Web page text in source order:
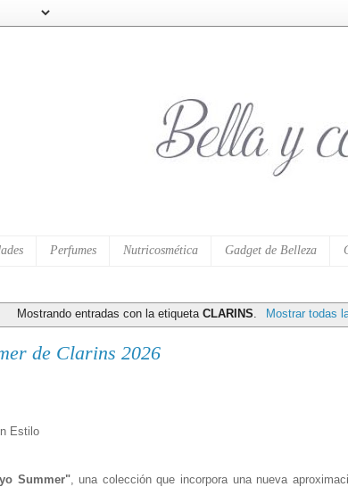
Perfumes Nutricosmética Gadget de Belleza
Mostrando entradas con la etiquetaCLARINS Mostrar todas
de Clarins 2026
Estilo
Summer", una colección que incorpora una nueva